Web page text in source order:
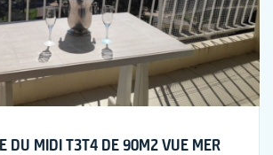
DU MIDI T3T4 DE 90M2 VUE MER